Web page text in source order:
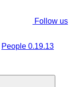
Follow us
People 0.19.13